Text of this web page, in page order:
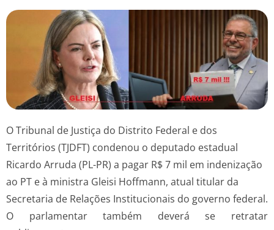
O Tribunal de Justiça do Distrito Federal e dos
Territórios (TJDFT) condenou o deputado estadual
Ricardo Arruda (PL-PR) a pagar R$ 7 mil em indenização
ao PT e à ministra Gleisi Hoffmann, atual titular da
Secretaria de Relações Institucionais do governo federal.
O parlamentar também deverá se retratar